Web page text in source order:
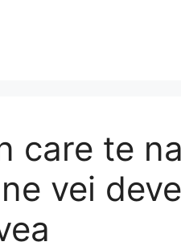
care te
vei